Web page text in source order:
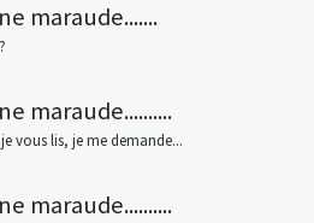
maraude.......
maraude..........
vous lis, je me demande...
maraude..........